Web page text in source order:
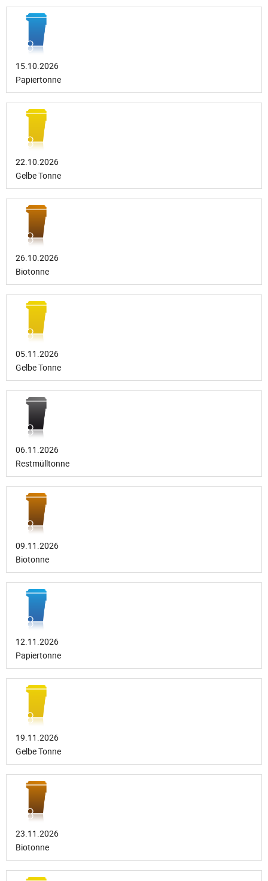
15.10.2026
Papiertonne
22.10.2026
Gelbe Tonne
26.10.2026
Biotonne
05.11.2026
Gelbe Tonne
06.11.2026
Restmülltonne
09.11.2026
Biotonne
12.11.2026
Papiertonne
19.11.2026
Gelbe Tonne
23.11.2026
Biotonne